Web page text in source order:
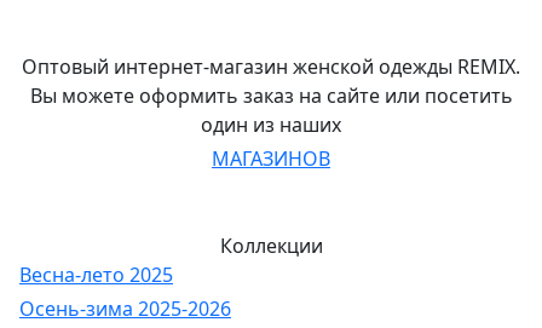
Оптовый интернет-магазин женской одежды REMIX.
Вы можете оформить заказ на сайте или посетить
один из наших
МАГАЗИНОВ
Коллекции
Весна-лето 2025
Осень-зима 2025-2026